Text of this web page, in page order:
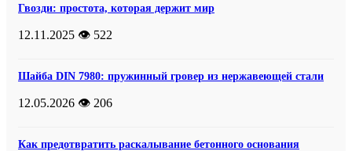
Гвозди: простота, которая держит мир
12.11.2025 👁️ 522
Шайба DIN 7980: пружинный гровер из нержавеющей стали
12.05.2026 👁️ 206
Как предотвратить раскалывание бетонного основания